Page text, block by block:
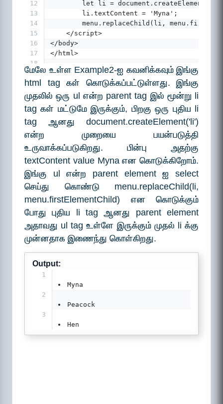
12
let li =
13
        li.textContent = 'Myna';
14
menu.replaceChild(li,
15
    </script>
16
</body>
17
</html>
18
மேலே உள்ள Example2-ஐ கவனிக்கவும் இங்கு
html tag கள் கொடுக்கப்பட்டுள்ளது. இங்கு
முதலில் ஒரு ul என்ற parent tag இல் மூன்று li
tag கள் மட்டுமே இருக்கும், பிறகு ஒரு புதிய li
tag ஆனது document.createElement('li')
என்ற முறையை பயன்படுத்தி
உருவாக்கப்படுகிறது. பின்பு அதற்கு
textContent value Myna என கொடுக்கிறோம்.
இங்கு ul என்ற parent element ஐ select
செய்து கொண்டு menu.replaceChild(li,
menu.firstElementChild) என கொடுக்கும்
போது புதிய li tag ஆனது parent element
அதாவது ul tag உள்ளே இருக்கும் முதல் li க்கு
முன்னதாக இணைந்து கொள்கிறது.
Output:
1
Myna
2
Peacock
3
Hen